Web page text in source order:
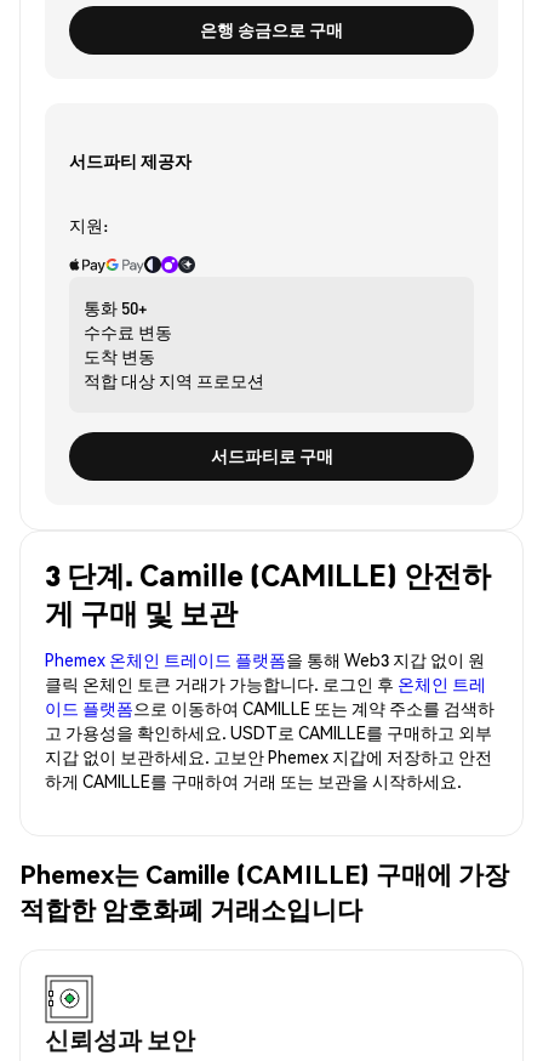
은행 송금으로 구매
서드파티 제공자
지원:
통화 50+
수수료 변동
도착 변동
적합 대상 지역 프로모션
서드파티로 구매
3 단계. Camille (CAMILLE) 안전하
게 구매 및 보관
Phemex 온체인 트레이드 플랫폼을 통해 Web3 지갑 없이 원
클릭 온체인 토큰 거래가 가능합니다. 로그인 후 온체인 트레
이드 플랫폼으로 이동하여 CAMILLE 또는 계약 주소를 검색하
고 가용성을 확인하세요. USDT로 CAMILLE를 구매하고 외부
지갑 없이 보관하세요. 고보안 Phemex 지갑에 저장하고 안전
하게 CAMILLE를 구매하여 거래 또는 보관을 시작하세요.
Phemex는 Camille (CAMILLE) 구매에 가장
적합한 암호화폐 거래소입니다
신뢰성과 보안